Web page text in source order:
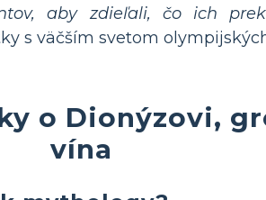
aby zdieľali, čo ich
s väčším svetom
o Dionýzovi,
vína